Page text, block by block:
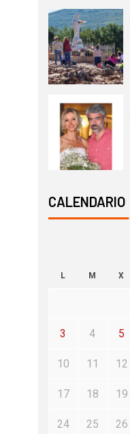
CALENDARIO
L M X
3 4 5
10 11 12
17 18 19
24 25 26